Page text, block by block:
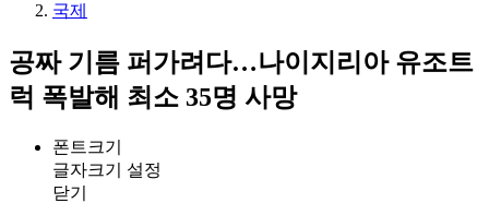
국제
공짜 기름 퍼가려다…나이지리아 유조트
럭 폭발해 최소 35명 사망
폰트크기
글자크기 설정
닫기